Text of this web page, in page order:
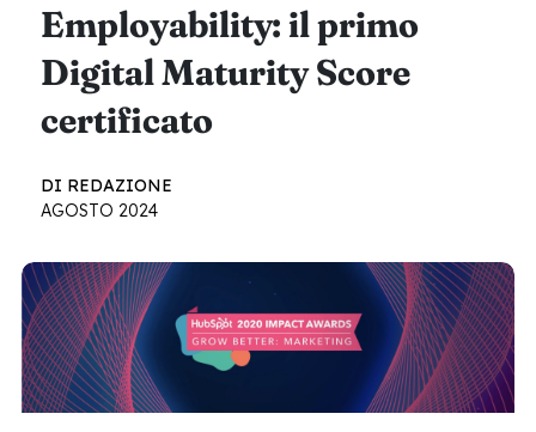
Employability: il primo
Digital Maturity Score
certificato
DI REDAZIONE
AGOSTO 2024